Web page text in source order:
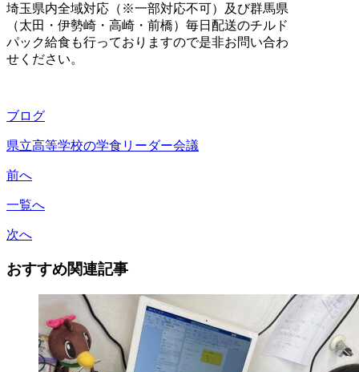
埼玉県内全域対応 （※一部対応不可）及び群馬県
（太田・伊勢崎・高崎・前橋）毎日配送のチルド
パック給食も行っておりますので是非お問い合わ
せください。
ブログ
県立高等学校の学食リーダー会議
前へ
一覧へ
次へ
おすすめ関連記事